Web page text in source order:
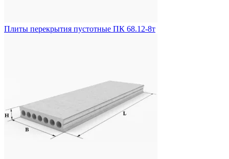
Плиты перекрытия пустотные ПК 68.12-8т